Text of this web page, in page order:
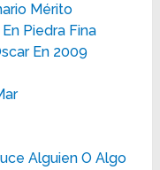
Mérito
Piedra Fina
En 2009
Alguien O Algo